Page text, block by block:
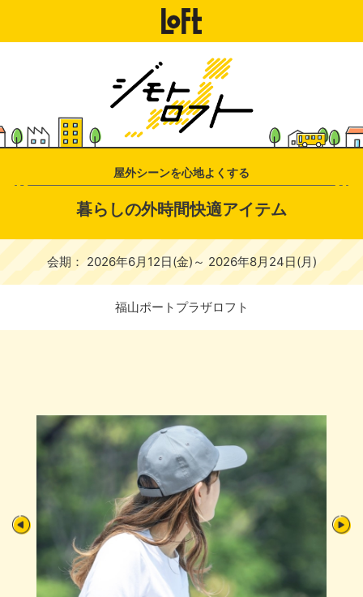
屋外シーンを心地よくする
暮らしの外時間快適アイテム
会期： 2026年6月12日(金)～ 2026年8月24日(月)
福山ポートプラザロフト